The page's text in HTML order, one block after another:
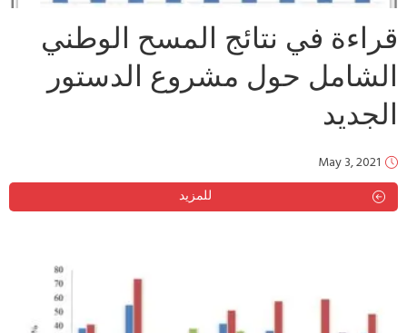
قراءة في نتائج المسح الوطني
الشامل حول مشروع الدستور
الجديد
May 3, 2021
للمزيد